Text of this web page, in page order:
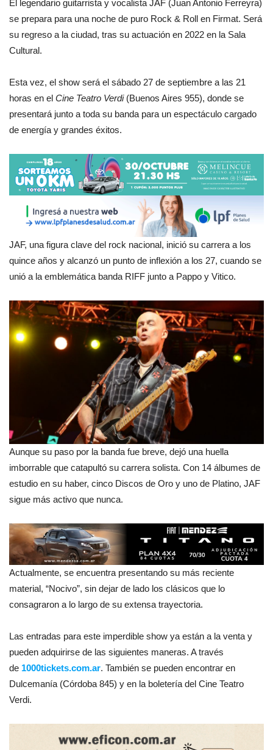
El legendario guitarrista y vocalista JAF (Juan Antonio Ferreyra)
se prepara para una noche de puro Rock & Roll en Firmat. Será
su regreso a la ciudad, tras su actuación en 2022 en la Sala
Cultural.
Esta vez, el show será el sábado 27 de septiembre a las 21
horas en el Cine Teatro Verdi(Buenos Aires 955), donde se
presentará junto a toda su banda para un espectáculo cargado
de energía y grandes éxitos.
JAF, una figura clave del rock nacional, inició su carrera a los
quince años y alcanzó un punto de inflexión a los 27, cuando se
unió a la emblemática banda RIFF junto a Pappo y Vitico.
Aunque su paso por la banda fue breve, dejó una huella
imborrable que catapultó su carrera solista. Con 14 álbumes de
estudio en su haber, cinco Discos de Oro y uno de Platino, JAF
sigue más activo que nunca.
Actualmente, se encuentra presentando su más reciente
material, “Nocivo”, sin dejar de lado los clásicos que lo
consagraron a lo largo de su extensa trayectoria.
Las entradas para este imperdible show ya están a la venta y
pueden adquirirse de las siguientes maneras. A través
de 1000tickets.com.ar. También se pueden encontrar en
Dulcemanía (Córdoba 845) y en la boletería del Cine Teatro
Verdi.